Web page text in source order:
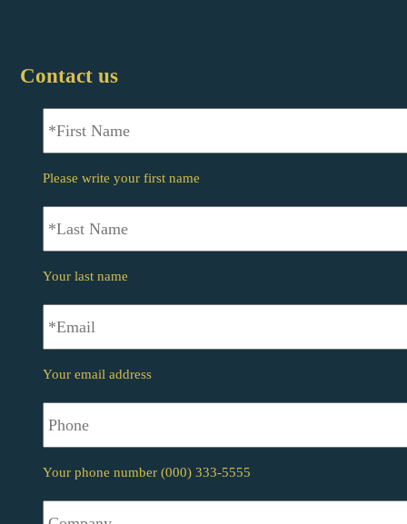
Contact us
Name *
Please write your first name
Name *
Your last name
Your email address
Your phone number (000) 333-5555